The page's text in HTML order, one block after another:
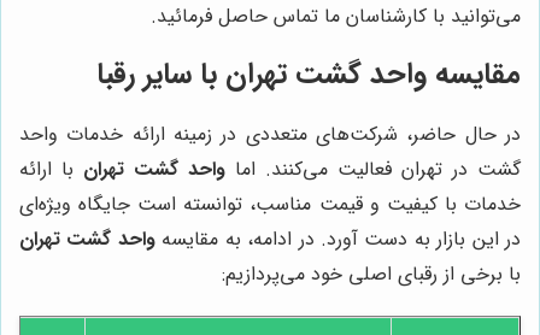
می‌توانید با کارشناسان ما تماس حاصل فرمائید.
مقایسه واحد گشت تهران با سایر رقبا
در حال حاضر، شرکت‌های متعددی در زمینه ارائه خدمات واحد
گشت در تهران فعالیت می‌کنند. اما واحد گشت تهران با ارائه
خدمات با کیفیت و قیمت مناسب، توانسته است جایگاه ویژه‌ای
در این بازار به دست آورد. در ادامه، به مقایسهواحد گشت تهران
با برخی از رقبای اصلی خود می‌پردازیم: